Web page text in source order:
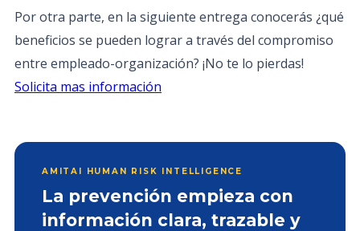
Por otra parte, en la siguiente entrega conocerás ¿qué
beneficios se pueden lograr a través del compromiso
entre empleado-organización? ¡No te lo pierdas!
Solicita mas información
AMITAI HUMAN RISK INTELLIGENCE
La prevención empieza con
información clara, trazable y